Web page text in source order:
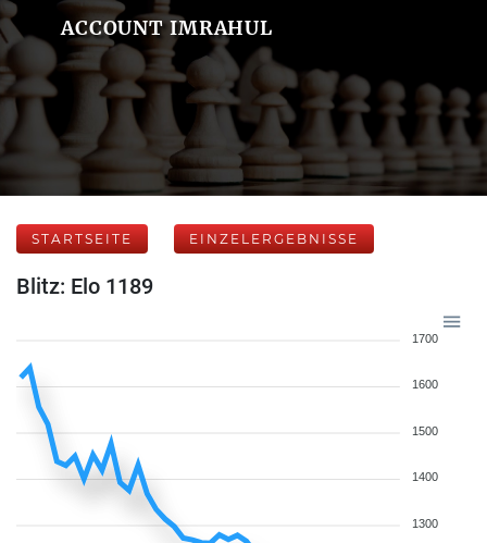
ACCOUNT IMRAHUL
STARTSEITE EINZELERGEBNISSE
Blitz: Elo 1189
1700
1600
1500
1400
1300